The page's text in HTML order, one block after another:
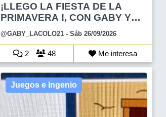
¡LLEGO LA FIESTA DE LA
PRIMAVERA !, CON GABY Y
AN
@GABY_LACOLO21- Sáb 26/09/2026
2 48 Me interesa
Juegos e Ingenio